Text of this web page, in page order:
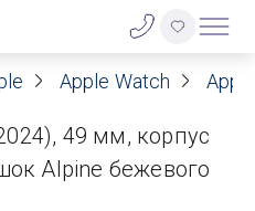
Apple Watch
49 мм, корпус
Alpine бежевого